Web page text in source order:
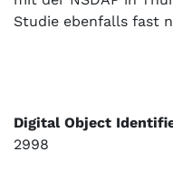
Studie ebenfalls fast
Digital Object
2998